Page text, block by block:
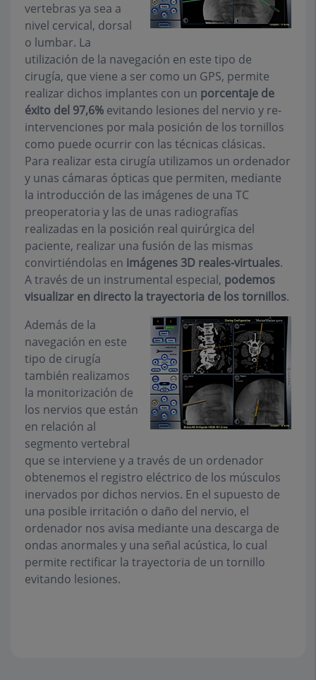
vertebras ya sea a
nivel cervical, dorsal
o lumbar. La
utilización de la navegación en este tipo de
cirugía, que viene a ser como un GPS, permite
realizar dichos implantes con un porcentaje de
éxito del 97,6% evitando lesiones del nervio y re-
intervenciones por mala posición de los tornillos
como puede ocurrir con las técnicas clásicas.
Para realizar esta cirugía utilizamos un ordenador
y unas cámaras ópticas que permiten, mediante
la introducción de las imágenes de una TC
preoperatoria y las de unas radiografías
realizadas en la posición real quirúrgica del
paciente, realizar una fusión de las mismas
convirtiéndolas en imágenes 3D reales-virtuales.
A través de un instrumental especial, podemos
visualizar en directo la trayectoria de los tornillos.
Además de la
navegación en este
tipo de cirugía
también realizamos
la monitorización de
los nervios que están
en relación al
segmento vertebral
que se interviene y a través de un ordenador
obtenemos el registro eléctrico de los músculos
inervados por dichos nervios. En el supuesto de
una posible irritación o daño del nervio, el
ordenador nos avisa mediante una descarga de
ondas anormales y una señal acústica, lo cual
permite rectificar la trayectoria de un tornillo
evitando lesiones.